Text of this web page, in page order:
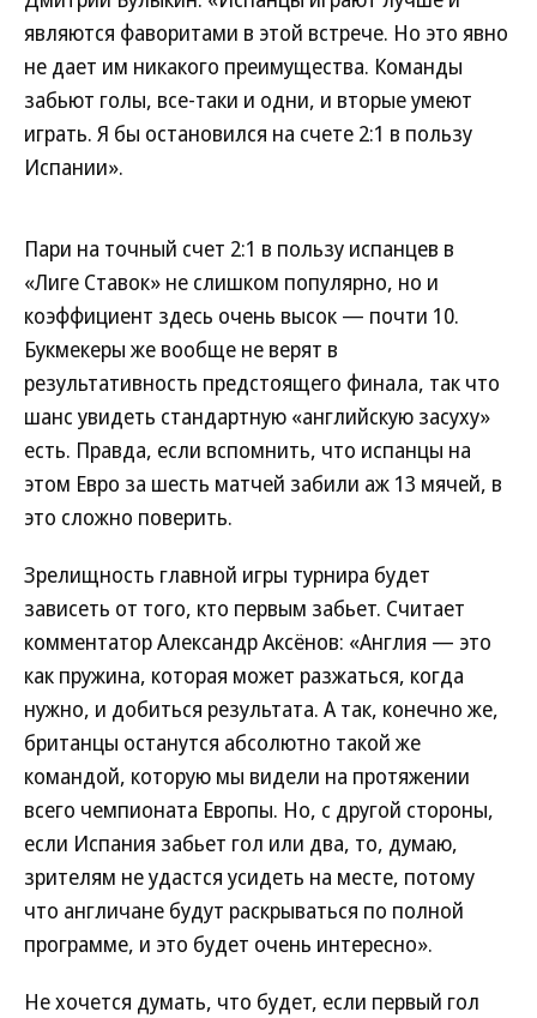
являются фаворитами в этой встрече. Но это явно
не дает им никакого преимущества. Команды
забьют голы, все-таки и одни, и вторые умеют
играть. Я бы остановился на счете 2:1 в пользу
Испании».
Пари на точный счет 2:1 в пользу испанцев в
«Лиге Ставок» не слишком популярно, но и
коэффициент здесь очень высок — почти 10.
Букмекеры же вообще не верят в
результативность предстоящего финала, так что
шанс увидеть стандартную «английскую засуху»
есть. Правда, если вспомнить, что испанцы на
этом Евро за шесть матчей забили аж 13 мячей, в
это сложно поверить.
Зрелищность главной игры турнира будет
зависеть от того, кто первым забьет. Считает
комментатор Александр Аксёнов: «Англия — это
как пружина, которая может разжаться, когда
нужно, и добиться результата. А так, конечно же,
британцы останутся абсолютно такой же
командой, которую мы видели на протяжении
всего чемпионата Европы. Но, с другой стороны,
если Испания забьет гол или два, то, думаю,
зрителям не удастся усидеть на месте, потому
что англичане будут раскрываться по полной
программе, и это будет очень интересно».
Не хочется думать, что будет, если первый гол